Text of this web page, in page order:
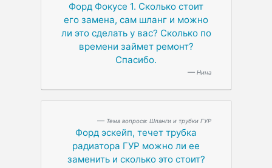
Форд Фокусе 1. Сколько стоит
его замена, сам шланг и можно
ли это сделать у вас? Сколько по
времени займет ремонт?
Спасибо.
Нина
Тема вопроса: Шланги и трубки ГУР
Форд эскейп, течет трубка
радиатора ГУР можно ли ее
заменить и сколько это стоит?